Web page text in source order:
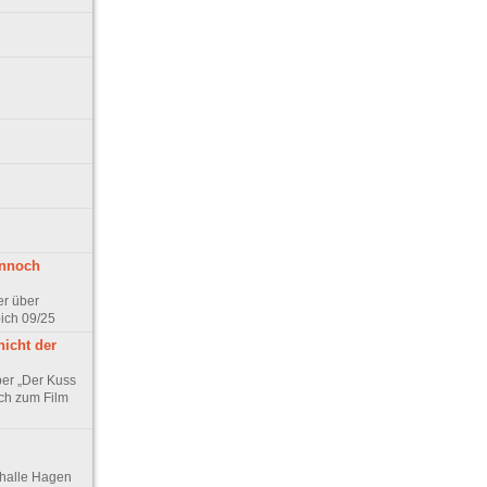
über
09/25
der
„Der Kuss
zum Film
Hagen